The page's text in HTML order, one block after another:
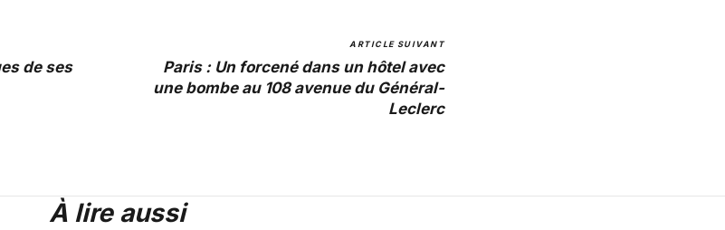
de ses
ARTICLE SUIVANT
Paris : Un forcené dans un hôtel avec
une bombe au 108 avenue du Général-
Leclerc
À lire aussi